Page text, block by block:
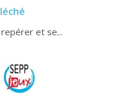
et se...